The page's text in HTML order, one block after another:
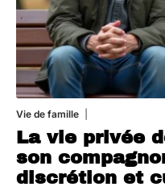
Vie de famille
La vie privée
son
discrétion et